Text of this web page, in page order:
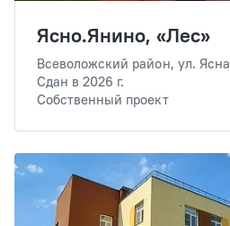
Ясно.Янино, «Лес»
Всеволожский район, ул.
Сдан в 2026 г.
Собственный проект